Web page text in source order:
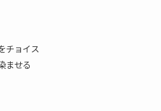
チョイス
ませる